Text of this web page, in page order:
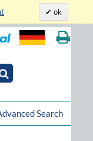
ok
Search